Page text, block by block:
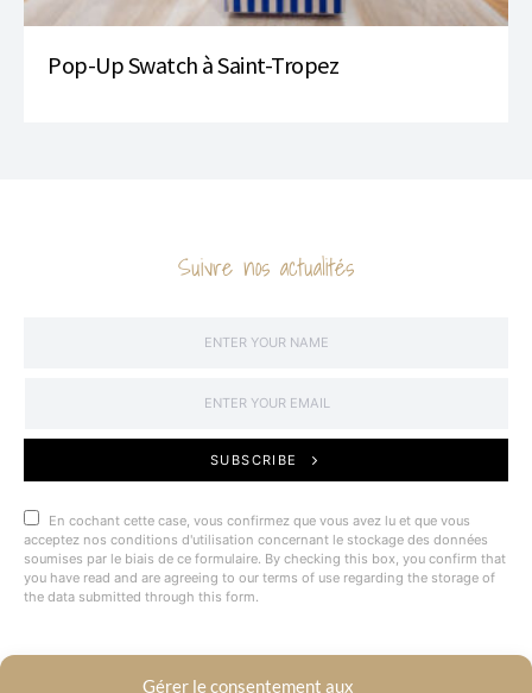
Gérer le consentement aux
Pop-Up Swatch à Saint-Tropez
Suivre nos actualités
SUBSCRIBE
En cochant cette case, vous confirmez que vous avez lu et que vous
acceptez nos conditions d'utilisation concernant le stockage des données
soumises par le biais de ce formulaire. By checking this box, you confirm that
you have read and are agreeing to our terms of use regarding the storage of
the data submitted through this form.
@BYRACKEL